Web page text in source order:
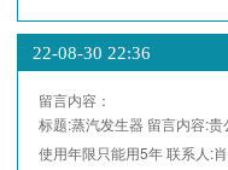
22-08-30 22:36
留言内容：
标题:蒸汽发生器 留言内容:贵
使用年限只能用5年联系人:肖